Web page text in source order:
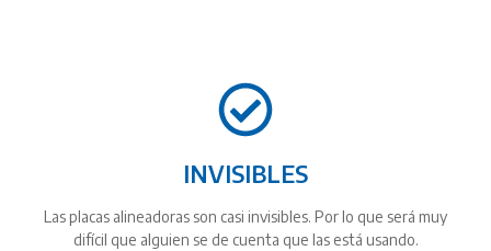
INVISIBLES
Las placas alineadoras son casi invisibles. Por lo que será muy
difícil que alguien se de cuenta que las está usando.